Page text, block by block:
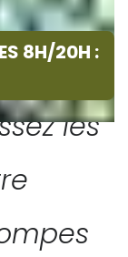
8H/20H :
les